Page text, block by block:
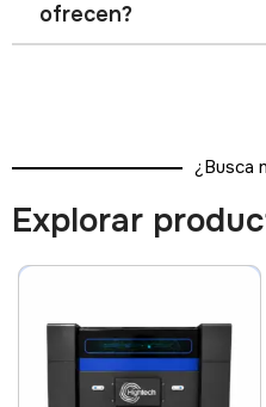
ofrecen?
¿Busca
Explorar